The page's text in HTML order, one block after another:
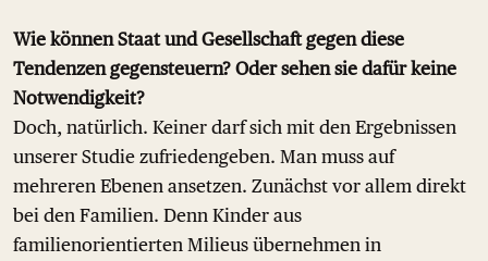
Wie können Staat und Gesellschaft gegen diese
Tendenzen gegensteuern? Oder sehen sie dafür keine
Notwendigkeit?
Doch, natürlich. Keiner darf sich mit den Ergebnissen
unserer Studie zufriedengeben. Man muss auf
mehreren Ebenen ansetzen. Zunächst vor allem direkt
bei den Familien. Denn Kinder aus
familienorientierten Milieus übernehmen in